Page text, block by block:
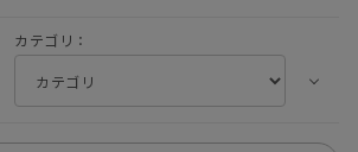
カテゴリ：